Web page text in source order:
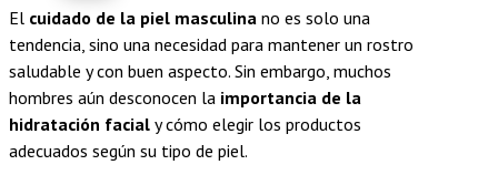
El cuidado de la piel masculina no es solo una
tendencia, sino una necesidad para mantener un rostro
saludable y con buen aspecto. Sin embargo, muchos
hombres aún desconocen la importancia de la
hidratación facial y cómo elegir los productos
adecuados según su tipo de piel.